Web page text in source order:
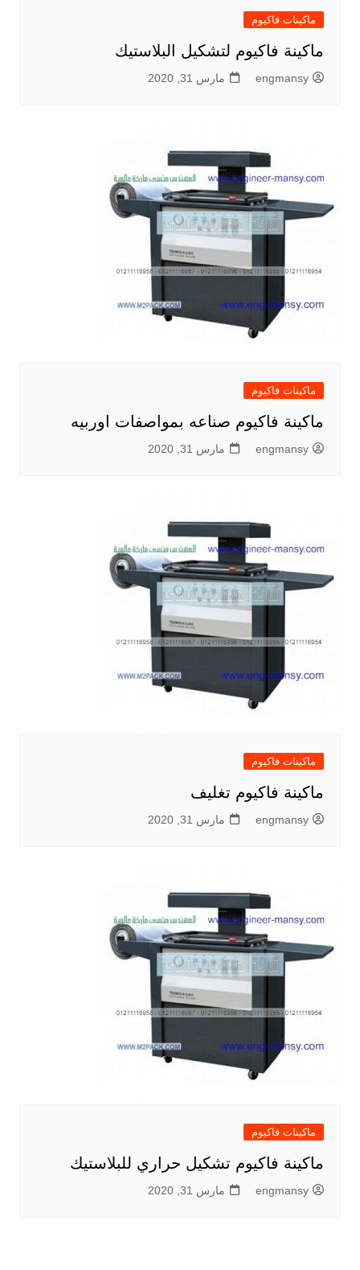
ماكينات فاكيوم
ماكينة فاكيوم لتشكيل البلاستيك
engmansy مارس 31, 2020
ماكينات فاكيوم
ماكينة فاكيوم صناعه بمواصفات اوربيه
engmansy مارس 31, 2020
ماكينات فاكيوم
ماكينة فاكيوم تغليف
engmansy مارس 31, 2020
ماكينات فاكيوم
ماكينة فاكيوم تشكيل حراري للبلاستيك
engmansy مارس 31, 2020